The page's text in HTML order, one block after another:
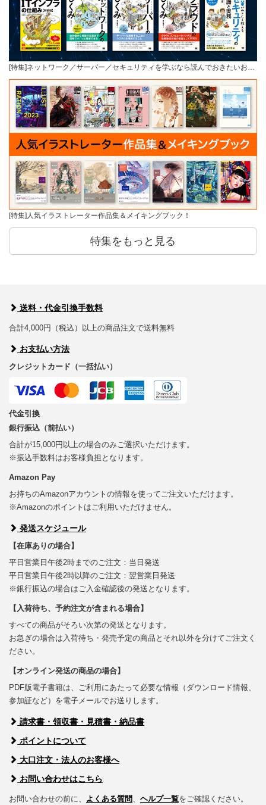
[特集]ネットワーク／サーバー／セキュリティを学ぶなら読んでおきたいお…
[特集]人気イラストレーター作品集＆メイキングブック！
特集をもっと見る
送料・代金引換手数料
合計4,000円（税込）以上の商品注文で送料無料
お支払い方法
クレジットカード（一括払い）
代金引換
銀行振込（前払い）
合計が15,000円以上の場合のみご選択いただけます。
※振込手数料はお客様負担となります。
Amazon Pay
お持ちのAmazonアカウントの情報を使ってご注文いただけます。
※Amazonのポイントはご利用いただけません。
発送スケジュール
【在庫ありの場合】
平日営業日午後2時までのご注文：当日発送
平日営業日午後2時以降のご注文：翌営業日発送
※銀行振込の場合はご入金確認後の発送となります。
【入荷待ち、予約注文が含まれる場合】
すべての商品がそろい次第の発送となります。
お急ぎの場合は入荷待ち・発売予定の商品とそれ以外を分けてご注文く
ださい。
【オンライン発送の商品の場合】
PDF版電子書籍は、ご利用にあたって必要な情報（ダウンロード情報、
参加証など）を電子メールでお送りします。
請求書・領収書・見積書・納品書
ポイントについて
大口注文・法人のお客様へ
お問い合わせはこちら
お問い合わせの前に、 よくある質問、 ヘルプ一覧をご確認ください。